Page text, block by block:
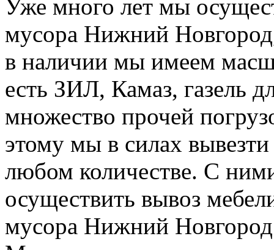
Уже много лет мы
мусора Нижний
в наличии мы имеем
есть ЗИЛ, Камаз, газель
множество прочей
этому мы в силах
любом количестве. С
осуществить вывоз
мусора Нижний